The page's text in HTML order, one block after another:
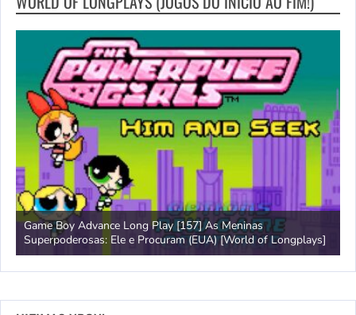
Game Boy Advance Long Play [157] As Meninas
Superpoderosas: Ele e Procuram (EUA) [World of Longplays]